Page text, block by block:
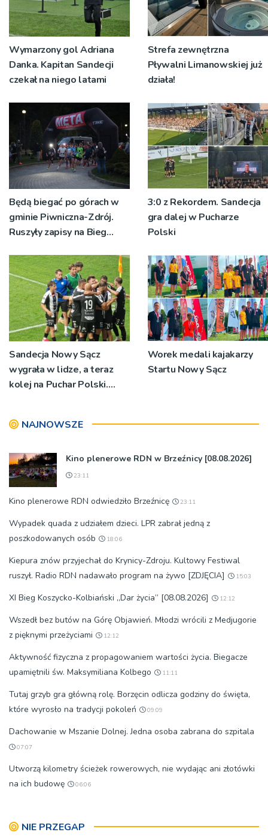
Wymarzony gol Adriana
Danka. Kapitan Sandecji
czekał na niego latami
Strefa zewnętrzna
Pływalni Limanowskiej już
działa!
Będą biegać po górach w
gminie Piwniczna-Zdrój.
Ruszyły zapisy na Bieg
3:0 z Rekordem. Sandecja
gra dalej w Pucharze
Polski
Sandecja Nowy Sącz
wygrała w lidze, a teraz
kolej na Puchar Polski.
Worek medali kajakarzy
Startu Nowy Sącz
NAJNOWSZE
Kino plenerowe RDN w Brzeźnicy [08.08.2026]
23:11
Kino plenerowe RDN odwiedziło Brzeźnicę 23:11
Wypadek quada z udziałem dzieci. LPR zabrał jedną z
poszkodowanych osób
18:06
Kiepura znów przyjechał do Krynicy-Zdroju. Kultowy Festiwal
ruszył. Radio RDN nadawało program na żywo [ZDJĘCIA]
15:03
XI Bieg Koszycko-Kolbiański „Dar życia” [08.08.2026] 12:12
Wszedł bez butów na Górę Objawień. Młodzi wrócili z Medjugorie
z pięknymi przeżyciami
12:12
Aktywność fizyczna z propagowaniem wartości życia. Biegacze
upamiętnili św. Maksymiliana Kolbego
11:11
Tutaj grzyb gra główną rolę. Borzęcin odlicza godziny do święta,
które wyrosło na tradycji pokoleń
09:09
Dachowanie w Mszanie Dolnej. Jedna osoba zabrana do szpitala
07:07
Utworzą kilometry ścieżek rowerowych, nie wydając ani złotówki
na ich budowę
06:06
NIE PRZEGAP